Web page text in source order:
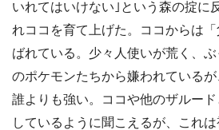
いれてはいけない｣という森の掟に
れココを育て上げた。ココからは
ばれている。少々人使いが荒く、
のポケモンたちから嫌われている
誰よりも強い。ココや他のザルー
しているように聞こえるが、これ